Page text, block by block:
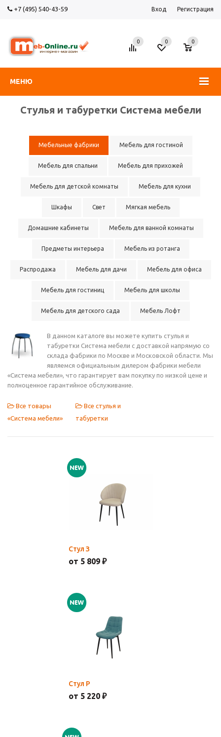
+7 (495) 540-43-59 Вход Регистрация
МЕНЮ
0 0
0
Стулья и табуретки Система мебели
Мебельные фабрики Мебель для гостиной
Мебель для спальни Мебель для прихожей
Мебель для детской комнаты Мебель для кухни
Шкафы Свет Мягкая мебель
Домашние кабинеты Мебель для ванной комнаты
Предметы интерьера Мебель из ротанга
Распродажа Мебель для дачи Мебель для офиса
Мебель для гостиниц Мебель для школы
Мебель для детского сада Мебель Лофт
В данном каталоге вы можете купить стулья и
табуретки Система мебели с доставкой напрямую со
склада фабрики по Москве и Московской области. Мы
являемся официальным дилером фабрики мебели
«Система мебели», что гарантирует вам покупку по низкой цене и
полноценное гарантийное обслуживание.
Все товары
«Система мебели»
Все стулья и
табуретки
Стул З
от 5 809 ₽
Стул Р
от 5 220 ₽